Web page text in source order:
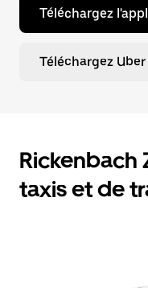
Téléchargez
Téléchargez
Rickenbach
taxis et de